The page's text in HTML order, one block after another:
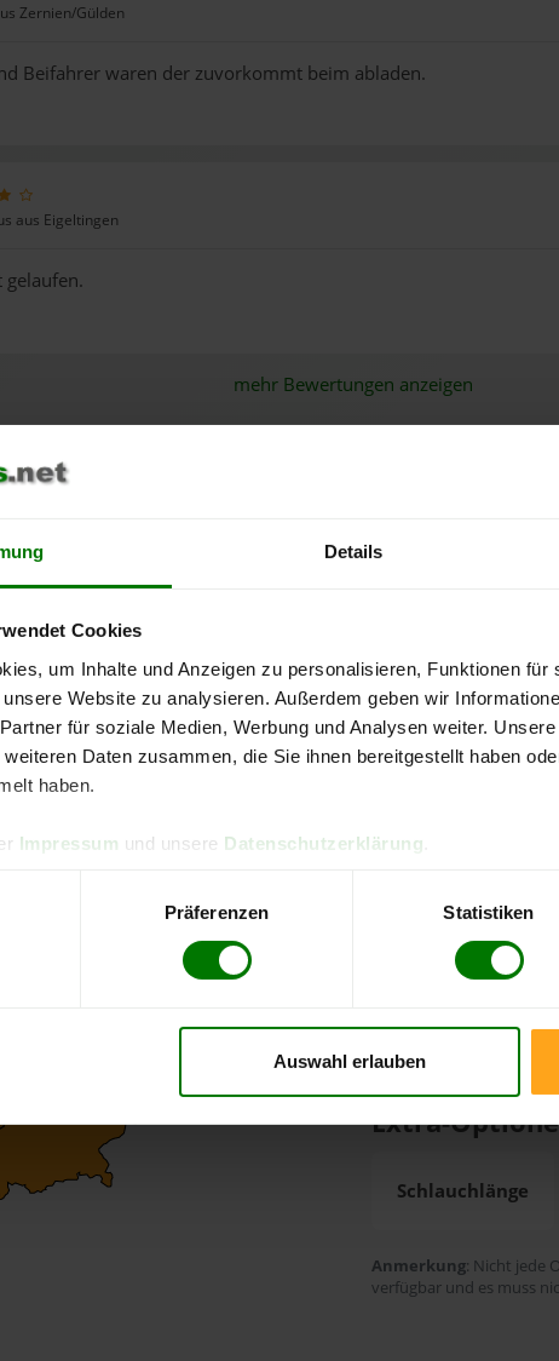
Details
Cookies
um Inhalte und Anzeigen zu personalisieren, Funktionen für
Website zu analysieren. Außerdem geben wir
für soziale Medien, Werbung und Analysen weiter.
Daten zusammen, die Sie ihnen bereitgestellt haben
haben.
Impressum und unsere Datenschutzerklärung
Präferenzen Statistiken
Auswahl erlauben
Zernien/Gülden
Beifahrer waren der zuvorkommt beim abladen.
aus Eigeltingen
gelaufen.
mehr Bewertungen anzeigen
Holzpellets von Woodox
Pellets-
ENplus-A1
25 Werktage
Extra-
Schlauchlänge
Anmerkung: Nicht jede
verfügbar und es muss